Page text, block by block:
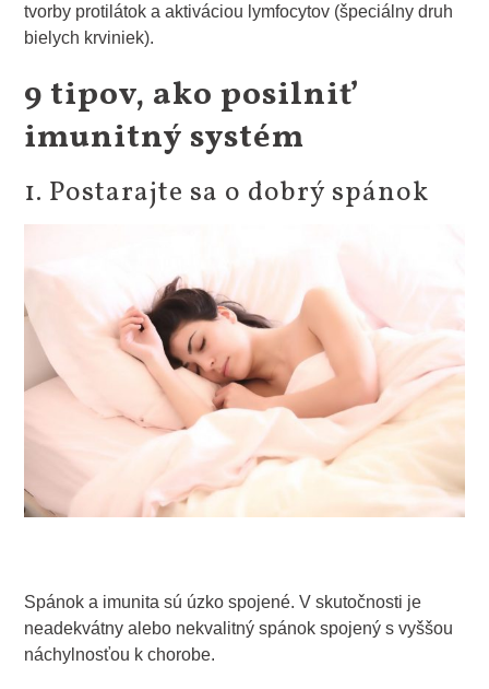
tvorby protilátok a aktiváciou lymfocytov (špeciálny druh
bielych krviniek).
9 tipov, ako posilniť
imunitný systém
1. Postarajte sa o dobrý spánok
Spánok a imunita sú úzko spojené. V skutočnosti je
neadekvátny alebo nekvalitný spánok spojený s vyššou
náchylnosťou k chorobe.